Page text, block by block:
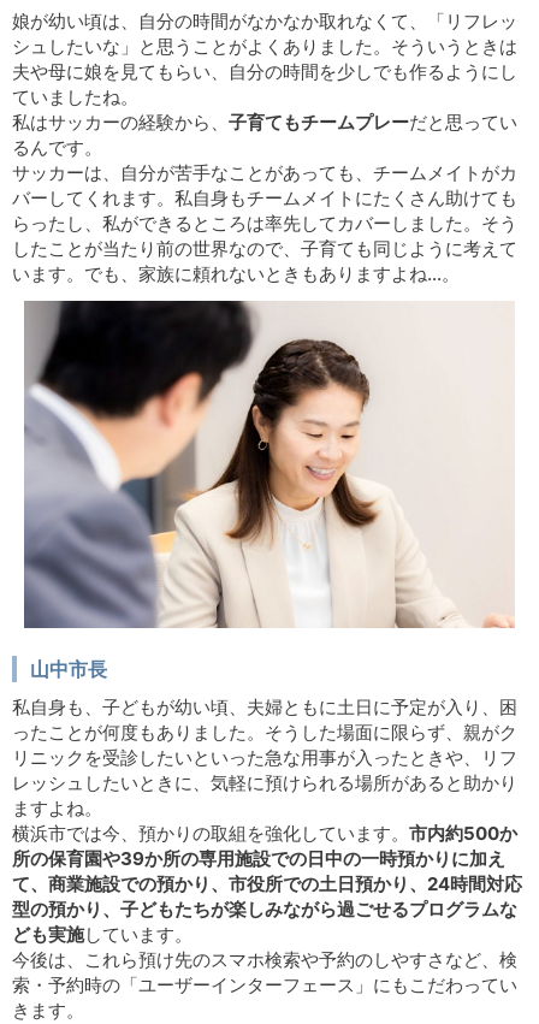
娘が幼い頃は、自分の時間がなかなか取れなくて、「リフレッ
シュしたいな」と思うことがよくありました。そういうときは
夫や母に娘を見てもらい、自分の時間を少しでも作るようにし
ていましたね。
私はサッカーの経験から、 子育てもチームプレーだと思ってい
るんです。
サッカーは、自分が苦手なことがあっても、チームメイトがカ
バーしてくれます。私自身もチームメイトにたくさん助けても
らったし、私ができるところは率先してカバーしました。そう
したことが当たり前の世界なので、子育ても同じように考えて
います。でも、家族に頼れないときもありますよね…。
山中市長
私自身も、子どもが幼い頃、夫婦ともに土日に予定が入り、困
ったことが何度もありました。そうした場面に限らず、親がク
リニックを受診したいといった急な用事が入ったときや、リフ
レッシュしたいときに、気軽に預けられる場所があると助かり
ますよね。
横浜市では今、預かりの取組を強化しています。 市内約500か
所の保育園や39か所の専用施設での日中の一時預かりに加え
て、商業施設での預かり、市役所での土日預かり、24時間対応
型の預かり、子どもたちが楽しみながら過ごせるプログラムな
ども実施しています。
今後は、これら預け先のスマホ検索や予約のしやすさなど、検
索・予約時の「ユーザーインターフェース」にもこだわってい
きます。